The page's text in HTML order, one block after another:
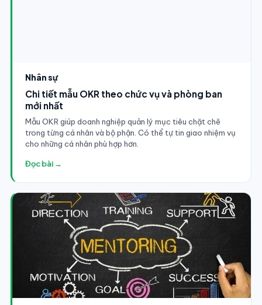
Nhân sự
Chi tiết mẫu OKR theo chức vụ và phòng ban
mới nhất
Mẫu OKR giúp doanh nghiệp quản lý mục tiêu chặt chẽ
trong từng cá nhân và bộ phận. Có thể tự tin giao nhiệm vụ
cho những cá nhân phù hợp hơn.
Đọc bài →